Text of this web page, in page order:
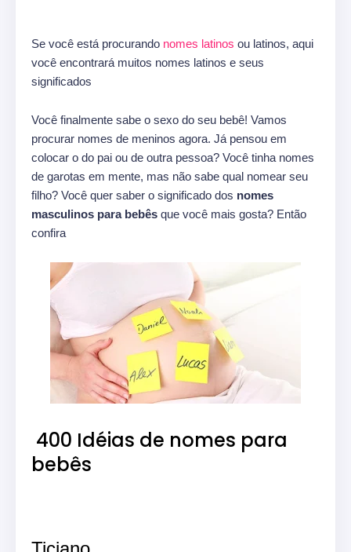
Se você está procurando nomes latinos ou latinos, aqui
você encontrará muitos nomes latinos e seus
significados
Você finalmente sabe o sexo do seu bebê! Vamos
procurar nomes de meninos agora. Já pensou em
colocar o do pai ou de outra pessoa? Você tinha nomes
de garotas em mente, mas não sabe qual nomear seu
filho? Você quer saber o significado dos nomes
masculinos para bebês que você mais gosta? Então
confira
400 Idéias de nomes para
bebês